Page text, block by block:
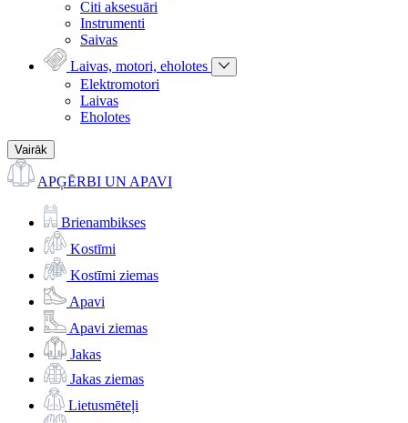
Citi aksesuāri
Instrumenti
Saivas
Laivas, motori, eholotes
Elektromotori
Laivas
Eholotes
Vairāk
APĢĒRBI UN APAVI
Brienambikses
Kostīmi
Kostīmi ziemas
Apavi
Apavi ziemas
Jakas
Jakas ziemas
Lietusmēteļi